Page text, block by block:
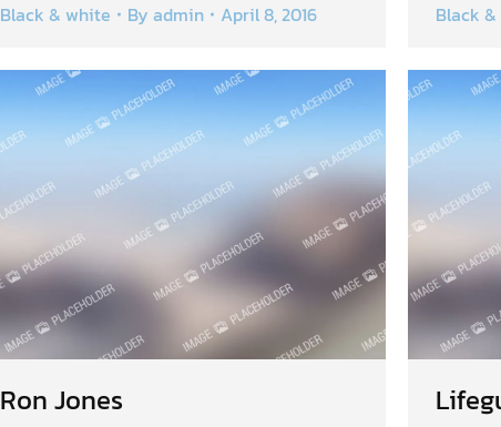
Black & white By admin April 8, 2016 Black
Ron Jones